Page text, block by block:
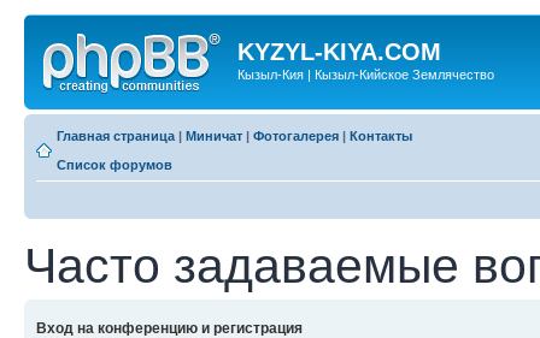
KYZYL-KIYA.COM
Кызыл-Кия | Кызыл-Кийское Землячество
Главная страница | Миничат | Фотогалерея | Контакты
Список форумов
Часто задаваемые
Вход на конференцию и регистрация